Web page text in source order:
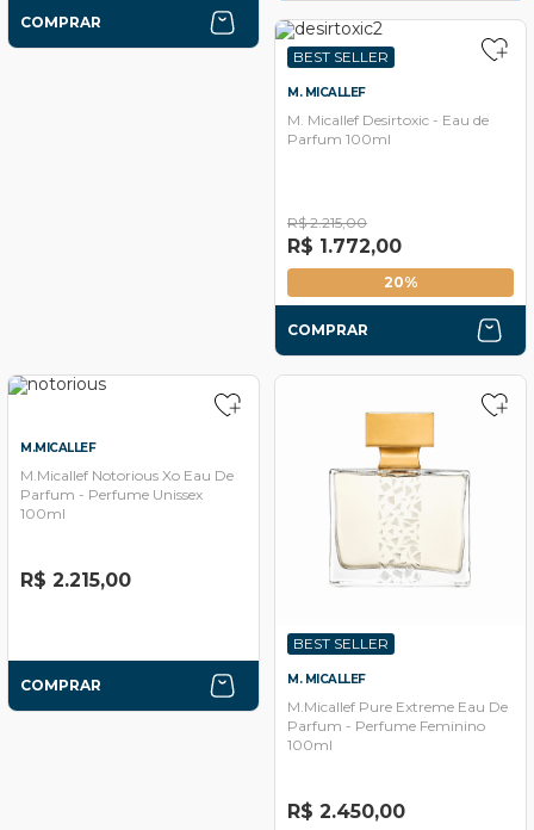
COMPRAR
BEST SELLER
M. MICALLEF
M. Micallef Desirtoxic - Eau de
Parfum 100ml
R$ 2.215,00
R$ 1.772,00
20%
COMPRAR
M.MICALLEF
M.Micallef Notorious Xo Eau De
Parfum - Perfume Unissex
100ml
R$ 2.215,00
COMPRAR
BEST SELLER
M. MICALLEF
M.Micallef Pure Extreme Eau De
Parfum - Perfume Feminino
100ml
R$ 2.450,00